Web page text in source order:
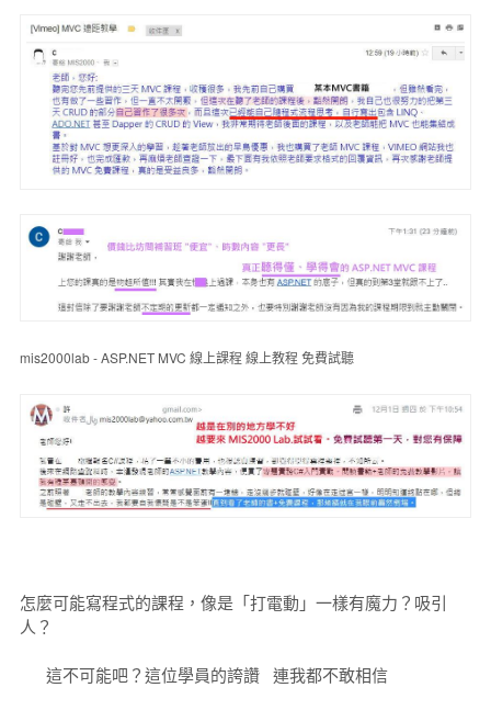
mis2000lab - ASP.NET MVC 線上課程 線上教程 免費試聽
怎麼可能寫程式的課程，像是「打電動」一樣有魔力？吸引
人？
這不可能吧？這位學員的誇讚 連我都不敢相信